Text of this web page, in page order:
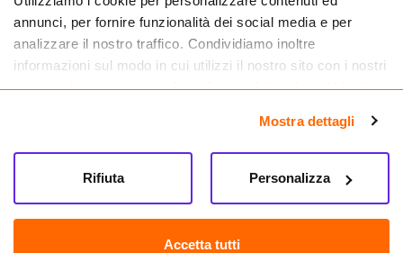
annunci, per fornire funzionalità dei social media e per
analizzare il nostro traffico. Condividiamo inoltre
informazioni sul modo in cui utilizzi il nostro sito con i nostri
partner che si occupano di analisi dei dati web, pubblicità e
informazioni che hai fornito loro o che hanno raccolto dal
tuo utilizzo dei loro servizi.
Mostra dettagli
Accetta tutti
Personalizza
Rifiuta
Farma.it S.a.s. P. IVA 07417261216 REA: NA-884088
CREDITS
Sede legale Via delle Repubbliche Marinare 128, 80147 Napoli